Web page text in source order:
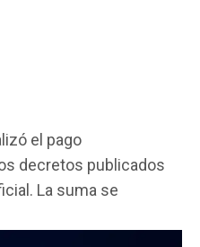
el pago
decretos publicados
La suma se